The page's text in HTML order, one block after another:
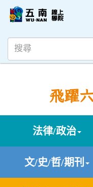
飛躍
法律/政治
文/史/哲/期刊